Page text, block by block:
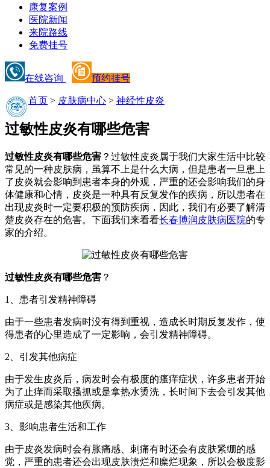
康复案例
医院新闻
来院路线
免费挂号
在线咨询 预约挂号
首页 > 皮肤病中心 > 神经性皮炎
过敏性皮炎有哪些危害
过敏性皮炎有哪些危害 ？过敏性皮炎属于我们大家生活中比较
常见的一种皮肤病，虽算不上是什么大病，但是患者一旦患上
了皮炎就会影响到患者本身的外观，严重的还会影响我们的身
体健康和心情，皮炎是一种具有反复发作的疾病，所以患者在
出现皮炎时一定要积极的预防疾病，因此，我们有必要了解清
楚皮炎存在的危害。下面我们来看看长春博润皮肤病医院的专
家的介绍。
过敏性皮炎有哪些危害 ？
1、患者引发精神障碍
由于一些患者发病时没有得到重视，造成长时期反复发作，使
得患者的心里造成了一定影响，会引发精神障碍。
2、引发其他病症
由于发生皮炎后，病发时会有极度的瘙痒症状，许多患者开始
为了止痒而采取搔抓或是拿热水烫洗，长时间下去会引发其他
病症或是感染其他疾病。
3、影响患者生活和工作
由于皮炎发病时会有胀痛感、刺痛有时还会有皮肤紧绷的感
觉，严重的患者还会出现皮肤溃烂和糜烂现象，所以会极度影